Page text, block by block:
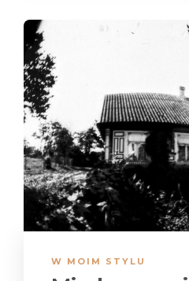
W MOIM STYLU